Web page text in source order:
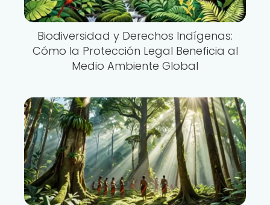
Biodiversidad y Derechos Indígenas:
Cómo la Protección Legal Beneficia al
Medio Ambiente Global